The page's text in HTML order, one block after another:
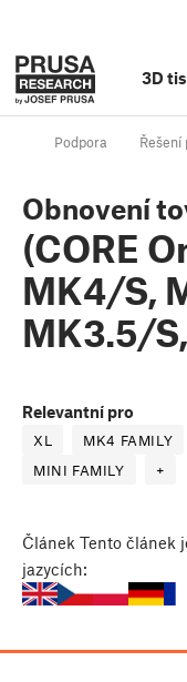
3D
Podpora Řešení
Obnovení
(CORE
MK4/S,
MK3.5/
Relevantní pro
XL MK4 FAMILY
MINI FAMILY
+
Článek Tento článek
jazycích: